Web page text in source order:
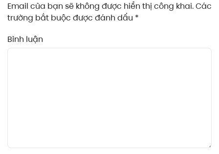
Email của bạn sẽ không được hiển thị công khai. Các
trường bắt buộc được đánh dấu *
Bình luận